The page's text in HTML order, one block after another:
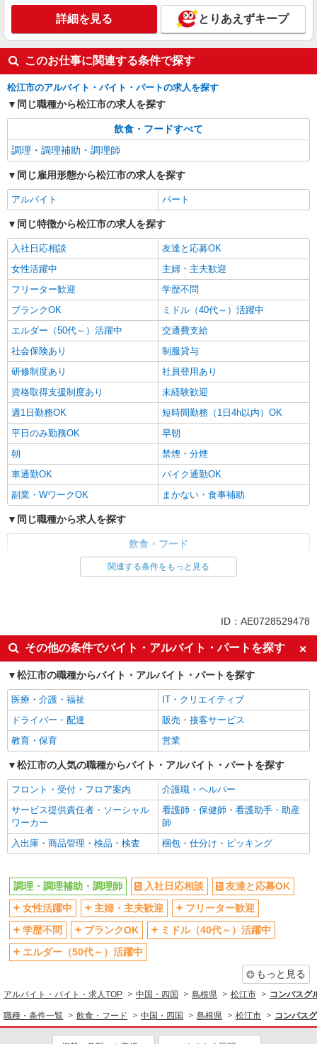
詳細を見る とりあえずキープ
このお仕事に関連する条件で探す
松江市のアルバイト・バイト・パートの求人を探す
同じ職種から松江市の求人を探す
飲食・フードすべて
調理・調理補助・調理師
同じ雇用形態から松江市の求人を探す
アルバイト パート
同じ特徴から松江市の求人を探す
入社日応相談
友達と応募OK
女性活躍中
主婦・主夫歓迎
フリーター歓迎
学歴不問
ブランクOK
ミドル（40代～）活躍中
エルダー（50代～）活躍中
交通費支給
社会保険あり
制服貸与
研修制度あり
社員登用あり
資格取得支援制度あり
未経験歓迎
週1日勤務OK
短時間勤務（1日4h以内）OK
平日のみ勤務OK
早朝
朝
禁煙・分煙
車通勤OK
バイク通勤OK
副業・WワークOK
まかない・食事補助
同じ職種から求人を探す
飲食・フード
調理・調理補助・調理師
社会保険あり
社員登用あり
未経験歓迎
週1日勤務OK
短時間勤務（1日4h以内）OK
車通勤OK
副業・WワークOK
まかない・食事補助
関連する条件をもっと見る
ID：AE0728529478
その他の条件でバイト・アルバイト・パートを探す
松江市の職種からバイト・アルバイト・パートを探す
医療・介護・福祉
IT・クリエイティブ
ドライバー・配達
販売・接客サービス
教育・保育
営業
松江市の人気の職種からバイト・アルバイト・パートを探す
フロント・受付・フロア案内
介護職・ヘルパー
サービス提供責任者・ソーシャル
ワーカー
看護師・保健師・看護助手・助産
師
入出庫・商品管理・検品・検査
梱包・仕分け・ピッキング
調理・調理補助・調理師 入社日応相談
友達と応募OK
女性活躍中
主婦・主夫歓迎
フリーター歓迎
学歴不問
ブランクOK
ミドル（40代～）活躍中
エルダー（50代～）活躍中
もっと見る
アルバイト・バイト・求人TOP 中国・四国 島根県 松江市 コンパスグ
職種・条件一覧 飲食・フード 中国・四国 島根県 松江市 コンパス